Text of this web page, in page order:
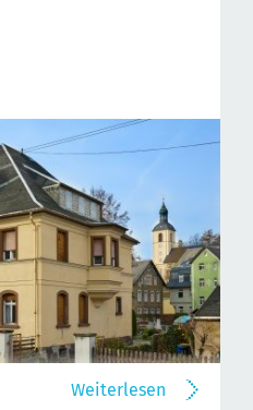
Weiterlesen